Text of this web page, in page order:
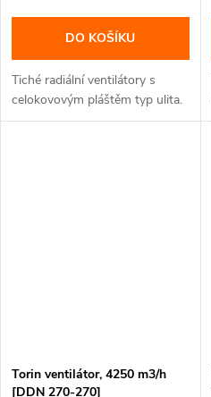
DO KOŠÍKU
Tiché radiální ventilátory s
celokovovým pláštěm typ ulita.
Torin ventilátor, 4250 m3/h
[DDN 270-270]